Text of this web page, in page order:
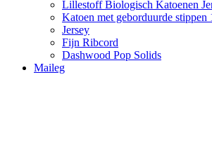
Lillestoff Biologisch Katoenen
Katoen met geborduurde stippen
Jersey
Fijn Ribcord
Dashwood Pop Solids
Maileg